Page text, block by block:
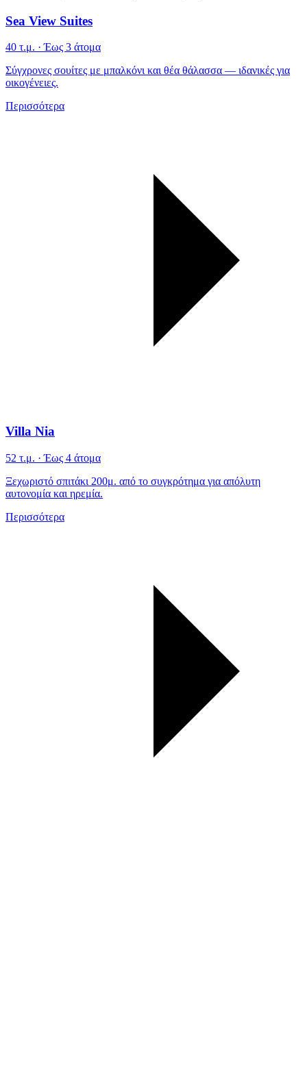
Sea View Suites
40 τ.μ. · Έως 3 άτομα
Σύγχρονες σουίτες με μπαλκόνι και θέα θάλασσα — ιδανικές για
οικογένειες.
Περισσότερα
Villa Nia
52 τ.μ. · Έως 4 άτομα
Ξεχωριστό σπιτάκι 200μ. από το συγκρότημα για απόλυτη
αυτονομία και ηρεμία.
Περισσότερα